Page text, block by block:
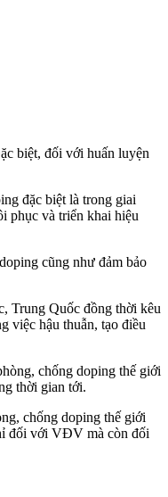
biệt, đối với huấn luyện
đặc biệt là trong giai
phục và triển khai hiệu
cũng như đảm bảo
Trung Quốc đồng thời kêu
việc hậu thuẫn, tạo điều
chống doping thế giới
thời gian tới.
chống doping thế giới
đối với VĐV mà còn đối